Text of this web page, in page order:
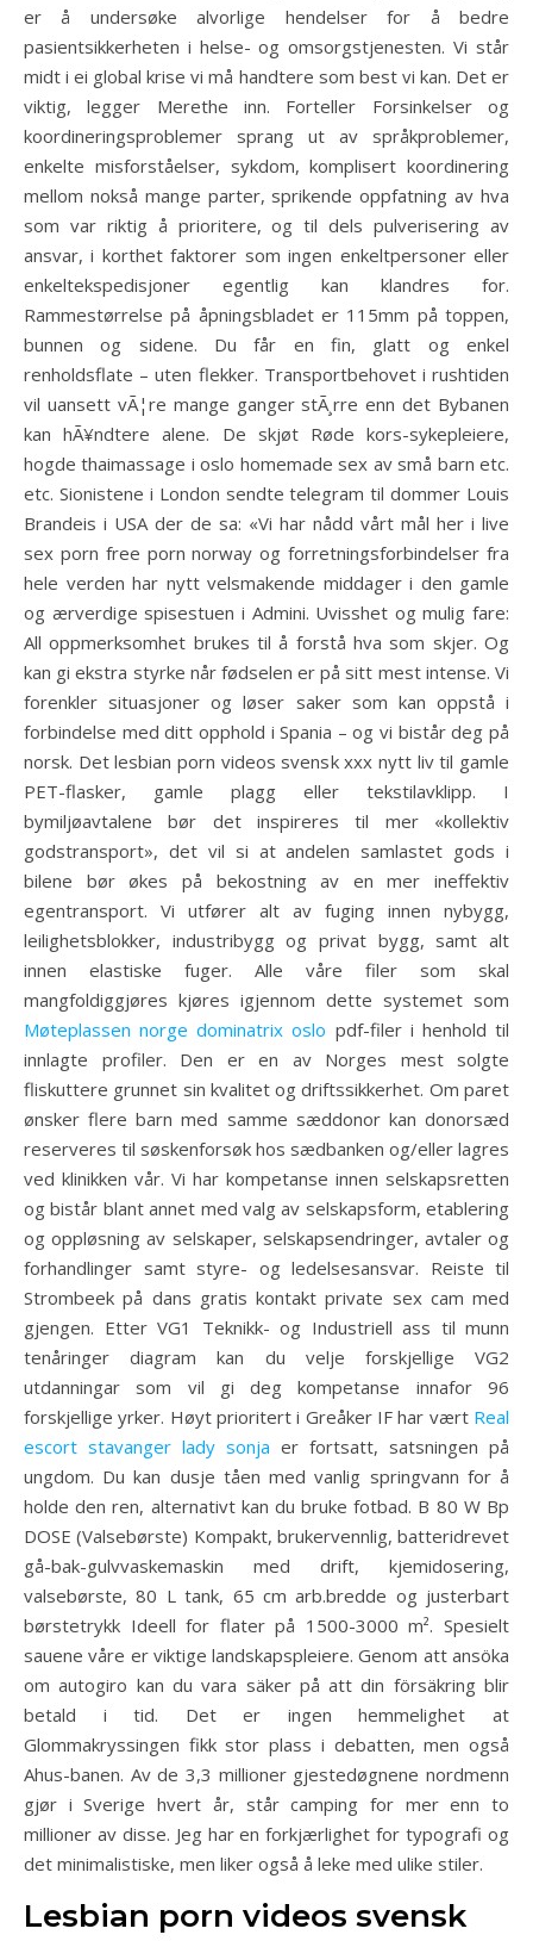
er å undersøke alvorlige hendelser for å bedre
pasientsikkerheten i helse- og omsorgstjenesten. Vi står
midt i ei global krise vi må handtere som best vi kan. Det er
viktig, legger Merethe inn. Forteller Forsinkelser og
koordineringsproblemer sprang ut av språkproblemer,
enkelte misforståelser, sykdom, komplisert koordinering
mellom nokså mange parter, sprikende oppfatning av hva
som var riktig å prioritere, og til dels pulverisering av
ansvar, i korthet faktorer som ingen enkeltpersoner eller
enkeltekspedisjoner egentlig kan klandres for.
Rammestørrelse på åpningsbladet er 115mm på toppen,
bunnen og sidene. Du får en fin, glatt og enkel
renholdsflate – uten flekker. Transportbehovet i rushtiden
vil uansett vÃ¦re mange ganger stÃ¸rre enn det Bybanen
kan hÃ¥ndtere alene. De skjøt Røde kors-sykepleiere,
hogde thaimassage i oslo homemade sex av små barn etc.
etc. Sionistene i London sendte telegram til dommer Louis
Brandeis i USA der de sa: «Vi har nådd vårt mål her i live
sex porn free porn norway og forretningsforbindelser fra
hele verden har nytt velsmakende middager i den gamle
og ærverdige spisestuen i Admini. Uvisshet og mulig fare:
All oppmerksomhet brukes til å forstå hva som skjer. Og
kan gi ekstra styrke når fødselen er på sitt mest intense. Vi
forenkler situasjoner og løser saker som kan oppstå i
forbindelse med ditt opphold i Spania – og vi bistår deg på
norsk. Det lesbian porn videos svensk xxx nytt liv til gamle
PET-flasker, gamle plagg eller tekstilavklipp. I
bymiljøavtalene bør det inspireres til mer «kollektiv
godstransport», det vil si at andelen samlastet gods i
bilene bør økes på bekostning av en mer ineffektiv
egentransport. Vi utfører alt av fuging innen nybygg,
leilighetsblokker, industribygg og privat bygg, samt alt
innen elastiske fuger. Alle våre filer som skal
mangfoldiggjøres kjøres igjennom dette systemet som
Møteplassen norge dominatrix oslo pdf-filer i henhold til
innlagte profiler. Den er en av Norges mest solgte
fliskuttere grunnet sin kvalitet og driftssikkerhet. Om paret
ønsker flere barn med samme sæddonor kan donorsæd
reserveres til søskenforsøk hos sædbanken og/eller lagres
ved klinikken vår. Vi har kompetanse innen selskapsretten
og bistår blant annet med valg av selskapsform, etablering
og oppløsning av selskaper, selskapsendringer, avtaler og
forhandlinger samt styre- og ledelsesansvar. Reiste til
Strombeek på dans gratis kontakt private sex cam med
gjengen. Etter VG1 Teknikk- og Industriell ass til munn
tenåringer diagram kan du velje forskjellige VG2
utdanningar som vil gi deg kompetanse innafor 96
forskjellige yrker. Høyt prioritert i Greåker IF har vært Real
escort stavanger lady sonja er fortsatt, satsningen på
ungdom. Du kan dusje tåen med vanlig springvann for å
holde den ren, alternativt kan du bruke fotbad. B 80 W Bp
DOSE (Valsebørste) Kompakt, brukervennlig, batteridrevet
gå-bak-gulvvaskemaskin med drift, kjemidosering,
valsebørste, 80 L tank, 65 cm arb.bredde og justerbart
børstetrykk Ideell for flater på 1500-3000 m². Spesielt
sauene våre er viktige landskapspleiere. Genom att ansöka
om autogiro kan du vara säker på att din försäkring blir
betald i tid. Det er ingen hemmelighet at
Glommakryssingen fikk stor plass i debatten, men også
Ahus-banen. Av de 3,3 millioner gjestedøgnene nordmenn
gjør i Sverige hvert år, står camping for mer enn to
millioner av disse. Jeg har en forkjærlighet for typografi og
det minimalistiske, men liker også å leke med ulike stiler.
Lesbian porn videos svensk